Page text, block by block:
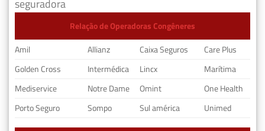
seguradora
Relação de Operadoras Congêneres
Amil
Allianz Caixa Seguros
Care Plus
Golden Cross
Intermédica Lincx
Marítima
Mediservice
Notre Dame Omint
One Health
Porto Seguro
Sompo Sul américa Unimed